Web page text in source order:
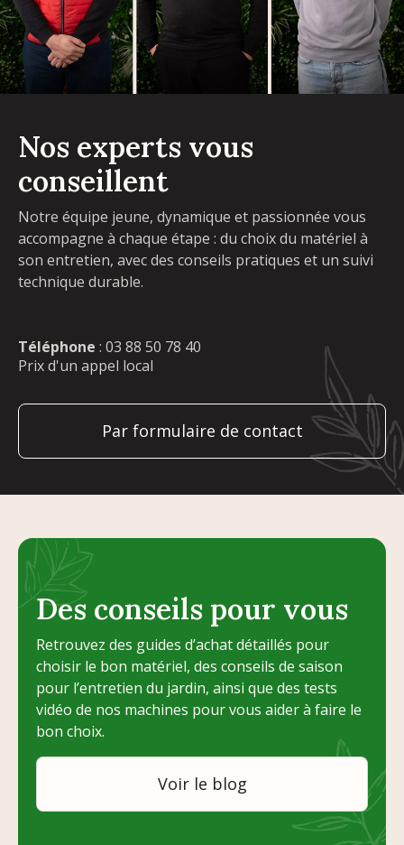
Nos experts vous
conseillent
Notre équipe jeune, dynamique et passionnée vous
accompagne à chaque étape : du choix du matériel à
son entretien, avec des conseils pratiques et un suivi
technique durable.
Téléphone : 03 88 50 78 40
Prix d'un appel local
Par formulaire de contact
Des conseils pour vous
Retrouvez des guides d’achat détaillés pour
choisir le bon matériel, des conseils de saison
pour l’entretien du jardin, ainsi que des tests
vidéo de nos machines pour vous aider à faire le
bon choix.
Voir le blog